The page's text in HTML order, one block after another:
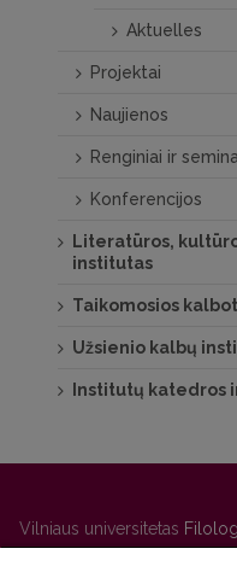
Aktuelles
Projektai
Naujienos
Renginiai ir
Konferencijos
Literatūros,
institutas
Taikomosios
Užsienio kalbų
Institutų katedros
Vilniaus universitetas
01131 Vilnius